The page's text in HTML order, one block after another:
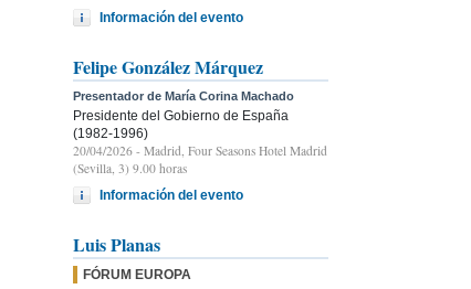
Información del evento
Felipe González Márquez
Presentador de María Corina Machado
Presidente del Gobierno de España
(1982-1996)
20/04/2026 - Madrid, Four Seasons Hotel Madrid
(Sevilla, 3) 9.00 horas
Información del evento
Luis Planas
FÓRUM EUROPA